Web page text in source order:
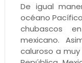
De igual
océano
chubascos
mexicano.
caluroso a